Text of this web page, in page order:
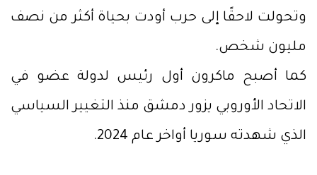
وتحولت لاحقًا إلى حرب أودت بحياة أكثر من نصف
مليون شخص.
كما أصبح ماكرون أول رئيس لدولة عضو في
الاتحاد الأوروبي يزور دمشق منذ التغيير السياسي
الذي شهدته سوريا أواخر عام 2024.